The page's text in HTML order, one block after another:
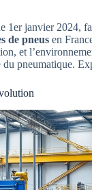
1er janvier 2024,
de pneus en
et
pneumatique.